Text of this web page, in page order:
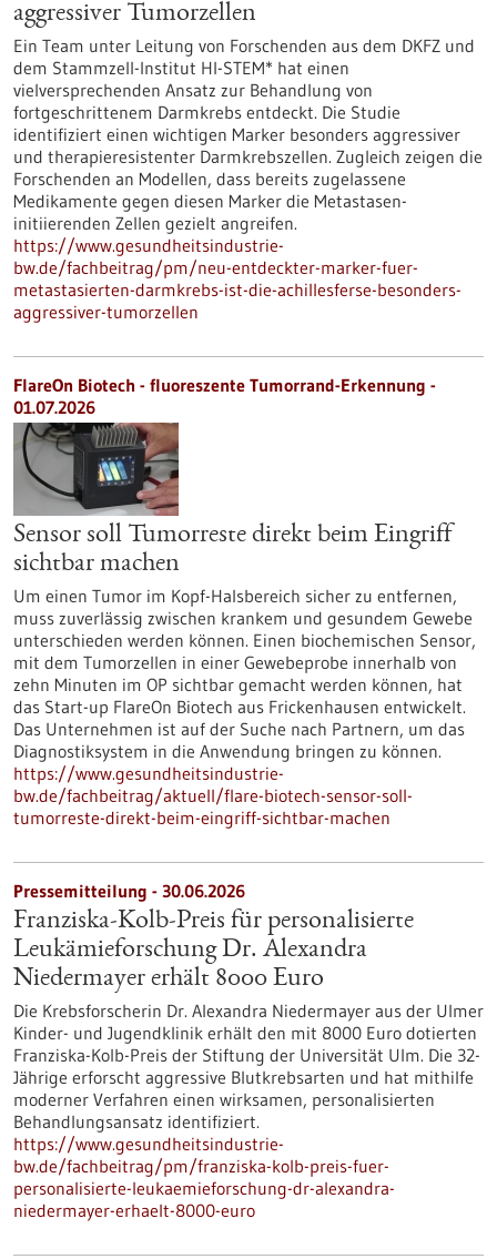
aggressiver Tumorzellen
Ein Team unter Leitung von Forschenden aus dem DKFZ und
dem Stammzell-Institut HI-STEM* hat einen
vielversprechenden Ansatz zur Behandlung von
fortgeschrittenem Darmkrebs entdeckt. Die Studie
identifiziert einen wichtigen Marker besonders aggressiver
und therapieresistenter Darmkrebszellen. Zugleich zeigen die
Forschenden an Modellen, dass bereits zugelassene
Medikamente gegen diesen Marker die Metastasen-
initiierenden Zellen gezielt angreifen.
https://www.gesundheitsindustrie-
bw.de/fachbeitrag/pm/neu-entdeckter-marker-fuer-
metastasierten-darmkrebs-ist-die-achillesferse-besonders-
aggressiver-tumorzellen
FlareOn Biotech - fluoreszente Tumorrand-Erkennung -
01.07.2026
Sensor soll Tumorreste direkt beim Eingriff
sichtbar machen
Um einen Tumor im Kopf-Halsbereich sicher zu entfernen,
muss zuverlässig zwischen krankem und gesundem Gewebe
unterschieden werden können. Einen biochemischen Sensor,
mit dem Tumorzellen in einer Gewebeprobe innerhalb von
zehn Minuten im OP sichtbar gemacht werden können, hat
das Start-up FlareOn Biotech aus Frickenhausen entwickelt.
Das Unternehmen ist auf der Suche nach Partnern, um das
Diagnostiksystem in die Anwendung bringen zu können.
https://www.gesundheitsindustrie-
bw.de/fachbeitrag/aktuell/flare-biotech-sensor-soll-
tumorreste-direkt-beim-eingriff-sichtbar-machen
Pressemitteilung - 30.06.2026
Franziska-Kolb-Preis für personalisierte
Leukämieforschung Dr. Alexandra
Niedermayer erhält 8000 Euro
Die Krebsforscherin Dr. Alexandra Niedermayer aus der Ulmer
Kinder- und Jugendklinik erhält den mit 8000 Euro dotierten
Franziska-Kolb-Preis der Stiftung der Universität Ulm. Die 32-
Jährige erforscht aggressive Blutkrebsarten und hat mithilfe
moderner Verfahren einen wirksamen, personalisierten
Behandlungsansatz identifiziert.
https://www.gesundheitsindustrie-
bw.de/fachbeitrag/pm/franziska-kolb-preis-fuer-
personalisierte-leukaemieforschung-dr-alexandra-
niedermayer-erhaelt-8000-euro